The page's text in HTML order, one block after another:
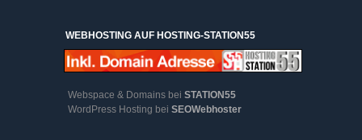
WEBHOSTING AUF HOSTING-STATION55
Webspace & Domains bei STATION55
WordPress Hosting bei SEOWebhoster